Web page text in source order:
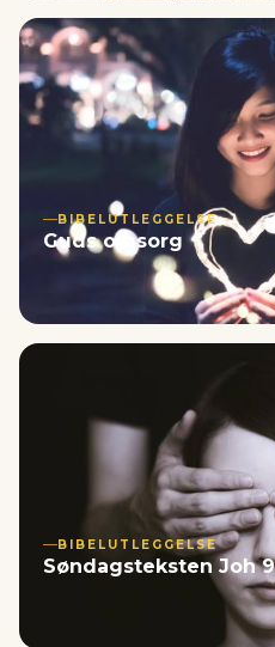
BIBELUTLEGGELSE
Guds omsorg
BIBELUTLEGGELSE
Søndagsteksten Joh